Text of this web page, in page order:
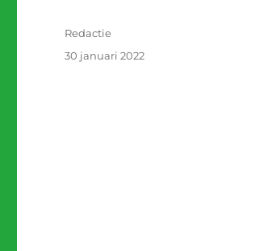
Auteur
Redactie
Geplaatst
30 januari 2022